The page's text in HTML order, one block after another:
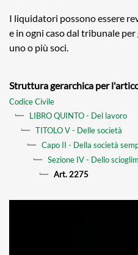
I liquidatori possono essere
e in ogni caso dal tribunale
uno o più soci.
Struttura gerarchica per
Codice Civile
LIBRO QUINTO - Del lavoro
TITOLO V - Delle società
Capo II - Della società
Sezione IV - Dello
Art. 2275